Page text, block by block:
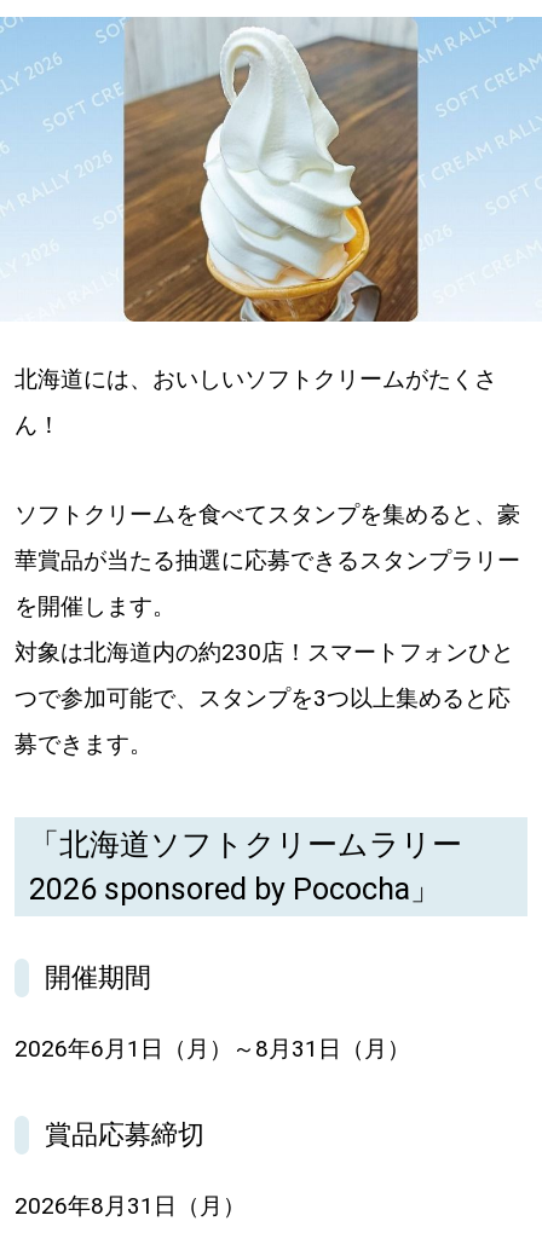
深める
ゆるむ
SitakkeTV
ローカルエリア
道南
道東
道央
KEYWORD
【いろんな価値観や生き方に触れたい】
Sitakke編集部 IKU
【暮らしの知恵を身につけたい】
【まったり楽しみたい】 札幌市
【道央のお気に入りを見つけたい】
【道北のお気に入りを見つけたい】
北海道には、おいしいソフトクリームがたくさ
ん！
ソフトクリームを食べてスタンプを集めると、豪
華賞品が当たる抽選に応募できるスタンプラリー
を開催します。
対象は北海道内の約230店！スマートフォンひと
つで参加可能で、スタンプを3つ以上集めると応
募できます。
「北海道ソフトクリームラリー
2026 sponsored by Pococha」
開催期間
2026年6月1日（月）～8月31日（月）
賞品応募締切
2026年8月31日（月）